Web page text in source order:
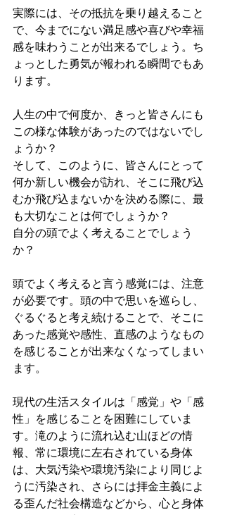
実際には、その抵抗を乗り越えること
で、今までにない満足感や喜びや幸福
感を味わうことが出来るでしょう。ち
ょっとした勇気が報われる瞬間でもあ
ります。
人生の中で何度か、きっと皆さんにも
この様な体験があったのではないでし
ょうか？
そして、このように、皆さんにとって
何か新しい機会が訪れ、そこに飛び込
むか飛び込まないかを決める際に、最
も大切なことは何でしょうか？
自分の頭でよく考えることでしょう
か？
頭でよく考えると言う感覚には、注意
が必要です。頭の中で思いを巡らし、
ぐるぐると考え続けることで、そこに
あった感覚や感性、直感のようなもの
を感じることが出来なくなってしまい
ます。
現代の生活スタイルは「感覚」や「感
性」を感じることを困難にしていま
す。滝のように流れ込む山ほどの情
報、常に環境に左右されている身体
は、大気汚染や環境汚染により同じよ
うに汚染され、さらには拝金主義によ
る歪んだ社会構造などから、心と身体